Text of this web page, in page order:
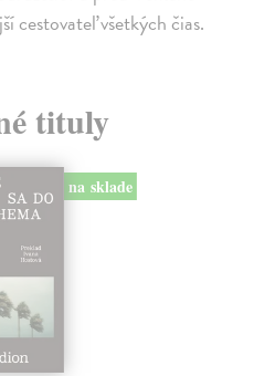
cestovateľ všetkých čias.
tituly
na sklade